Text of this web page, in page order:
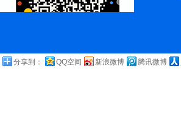
分享到： QQ空间 新浪微博 腾讯微博